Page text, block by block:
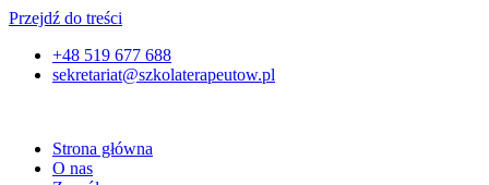
Przejdź do treści
+48 519 677 688
sekretariat@szkolaterapeutow.pl
Strona główna
O nas